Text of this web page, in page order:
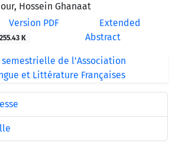
Hossein Ghanaat
Version PDF
255.43 K
Extended
Abstract